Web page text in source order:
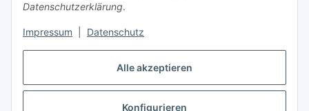
Alle akzeptieren
Konfigurieren
Datenschutzerklärung.
Impressum Datenschutz